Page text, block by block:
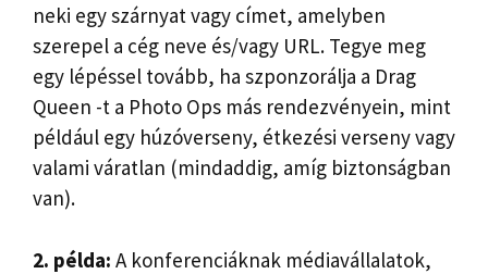
neki egy szárnyat vagy címet, amelyben
szerepel a cég neve és/vagy URL. Tegye meg
egy lépéssel tovább, ha szponzorálja a Drag
Queen -t a Photo Ops más rendezvényein, mint
például egy húzóverseny, étkezési verseny vagy
valami váratlan (mindaddig, amíg biztonságban
van).
2. példa: A konferenciáknak médiavállalatok,